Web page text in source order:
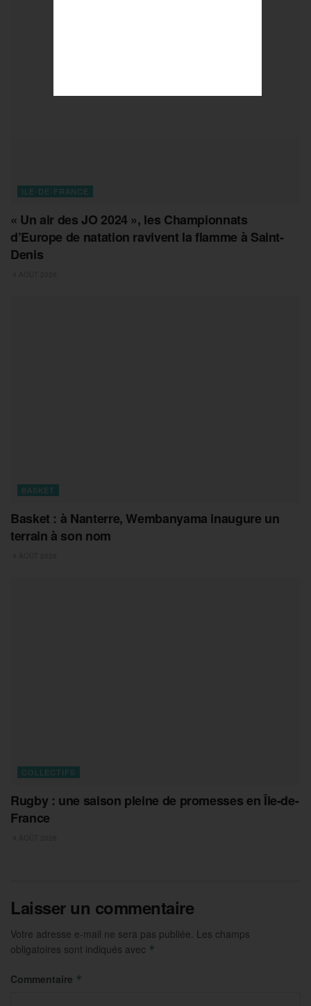
ILE-DE-FRANCE
« Un air des JO 2024 », les Championnats
d’Europe de natation ravivent la flamme à Saint-
Denis
BASKET
Basket : à Nanterre, Wembanyama inaugure un
terrain à son nom
COLLECTIFS
Rugby : une saison pleine de promesses en Île-de-
France
Laisser un commentaire
Votre adresse e-mail ne sera pas publiée. Les champs
obligatoires sont indiqués avec *
Commentaire *